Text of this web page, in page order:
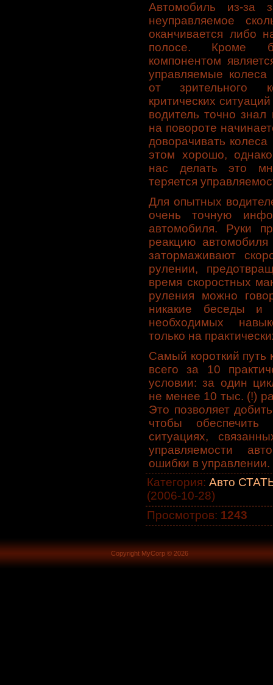
Автомобиль из-за
неуправляемое
оканчивается либо
полосе. Кроме
компонентом
управляемые колеса
от зрительного
критических
водитель точно
на повороте
доворачивать
этом хорошо,
нас делать это
теряется
Для опытных
очень точную
автомобиля. Руки
реакцию
затормаживают
рулении,
время скоростных
руления можно
никакие беседы и
необходимых
только на
Самый короткий путь
всего за 10
условии: за один
не менее 10 тыс. (!)
Это позволяет
чтобы обеспечить
ситуациях,
управляемости
ошибки в управлении.
Категория: Авто
(2006-10-28)
Просмотров: 1243
Copyright MyCorp © 2026